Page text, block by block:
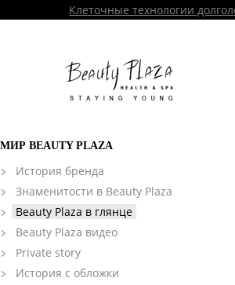
Клеточные технологии
МИР BEAUTY PLAZA
История бренда
Знаменитости в Beauty Plaza
Beauty Plaza в глянце
Beauty Plaza видео
Private story
История с обложки